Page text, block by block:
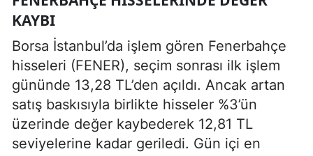
KAYBI
Borsa İstanbul’da işlem gören Fenerbahçe
hisseleri (FENER), seçim sonrası ilk işlem
gününde 13,28 TL’den açıldı. Ancak artan
satış baskısıyla birlikte hisseler %3’ün
üzerinde değer kaybederek 12,81 TL
seviyelerine kadar geriledi. Gün içi en